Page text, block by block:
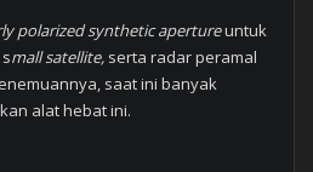
polarized synthetic apertureuntuk
mall satellite,serta radar peramal
saat ini banyak
alat hebat ini.